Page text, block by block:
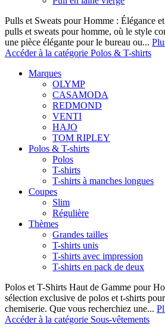
Pulls et Sweats pour Homme : Élégance
pulls et sweats pour homme, où le style
une pièce élégante pour le bureau ou...
Accéder à la catégorie Polos & T-shirts
Marques
OLYMP
CASAMODA
REDMOND
VENTI
HAJO
TOM RIPLEY
Polos & T-shirts
Polos
T-shirts
T-shirts à manches longues
Coupes
Slim
Régulière
Thèmes
Grandes tailles
T-shirts unis
T-shirts avec impression
T-shirts en pack de deux
Polos et T-Shirts Haut de Gamme pour
sélection exclusive de polos et t-shirts
chemiserie. Que vous recherchiez une...
Accéder à la catégorie Sous-vêtements